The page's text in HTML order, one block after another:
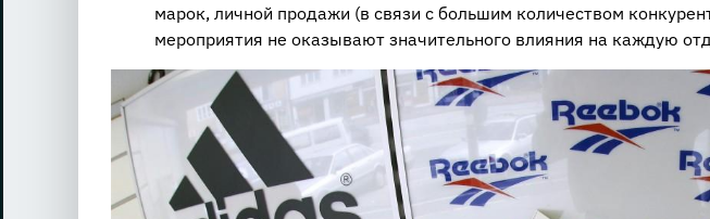
марок, личной продажи (в связи с большим количеством
мероприятия не оказывают значительного влияния на каждую